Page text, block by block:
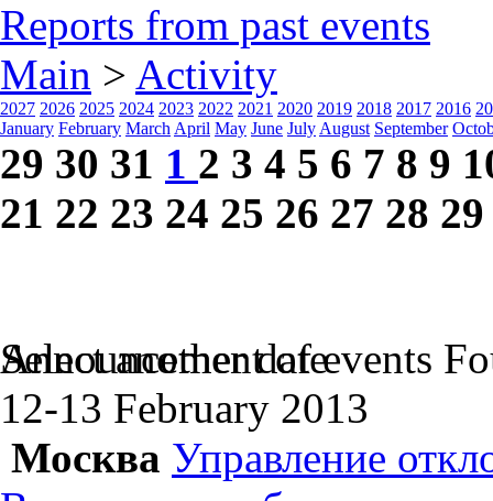
Reports from past events
Main > Activity
2027 2026 2025 2024 2023 2022 2021 2020 2019 2018 2017 2016
January February March April May June July August September
29 30 31 1 2 3 4 5 6 7 8 9
21 22 23 24 25 26 27 28 29
Select another date
Announcement of events
12-13 February 2013
Москва Управление